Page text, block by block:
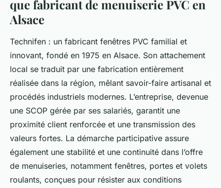
que fabricant de menuiserie PVC en
Alsace
Technifen : un fabricant fenêtres PVC familial et
innovant, fondé en 1975 en Alsace. Son attachement
local se traduit par une fabrication entièrement
réalisée dans la région, mêlant savoir-faire artisanal et
procédés industriels modernes. L’entreprise, devenue
une SCOP gérée par ses salariés, garantit une
proximité client renforcée et une transmission des
valeurs fortes. La démarche participative assure
également une stabilité et une continuité dans l’offre
de menuiseries, notamment fenêtres, portes et volets
roulants, conçues pour résister aux conditions